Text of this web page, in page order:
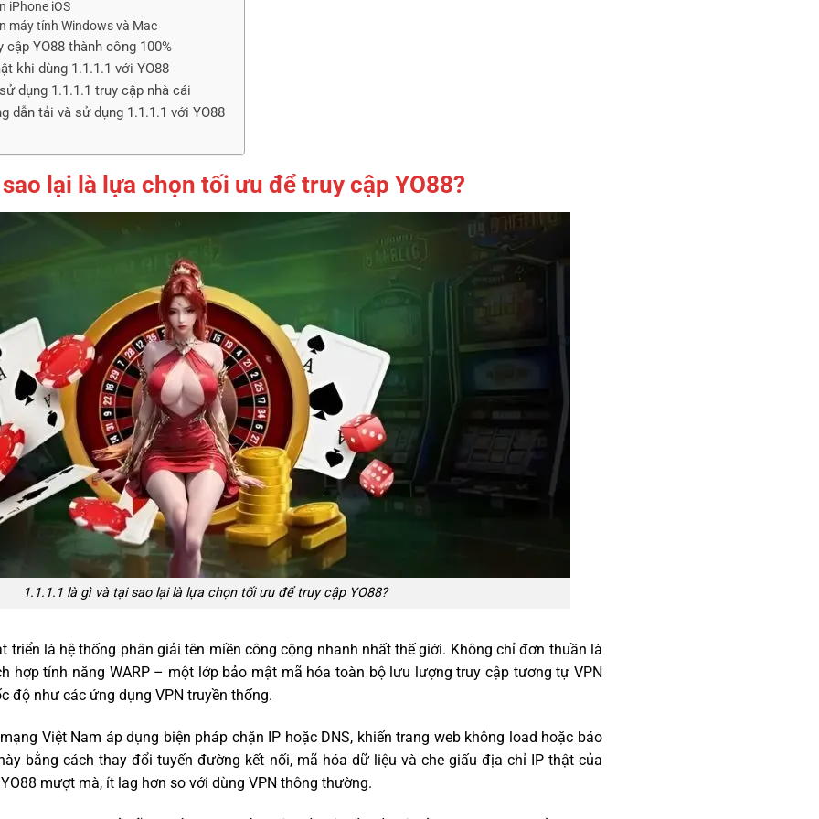
iPhone iOS
máy tính Windows và Mac
YO88 thành công 100%
khi dùng 1.1.1.1 với YO88
dụng 1.1.1.1 truy cập nhà cái
dẫn tải và sử dụng 1.1.1.1 với YO88
lại là lựa chọn tối ưu để truy cập YO88?
1.1.1.1 là gì và tại sao lại là lựa chọn tối ưu để truy cập YO88?
triển là hệ thống phân giải tên miền công cộng nhanh nhất thế giới. Không chỉ đơn thuần là
hợp tính năng WARP – một lớp bảo mật mã hóa toàn bộ lưu lượng truy cập tương tự VPN
độ như các ứng dụng VPN truyền thống.
Việt Nam áp dụng biện pháp chặn IP hoặc DNS, khiến trang web không load hoặc báo
bằng cách thay đổi tuyến đường kết nối, mã hóa dữ liệu và che giấu địa chỉ IP thật của
mượt mà, ít lag hơn so với dùng VPN thông thường.